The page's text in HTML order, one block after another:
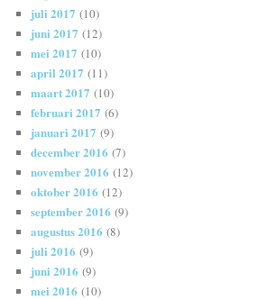
juli 2017 (10)
juni 2017 (12)
mei 2017 (10)
april 2017 (11)
maart 2017 (10)
februari 2017 (6)
januari 2017 (9)
december 2016 (7)
november 2016 (12)
oktober 2016 (12)
september 2016 (9)
augustus 2016 (8)
juli 2016 (9)
juni 2016 (9)
mei 2016 (10)